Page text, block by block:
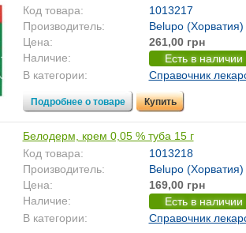
Код товара:
1013217
Производитель:
Belupo (Хорватия)
Цена:
261,00 грн
Наличие:
Есть в наличии
В категории:
Справочник
Подробнее о товаре Купить
Белодерм, крем 0,05 % туба 15 г
Код товара:
1013218
Производитель:
Belupo (Хорватия)
Цена:
169,00 грн
Наличие:
Есть в наличии
В категории:
Справочник